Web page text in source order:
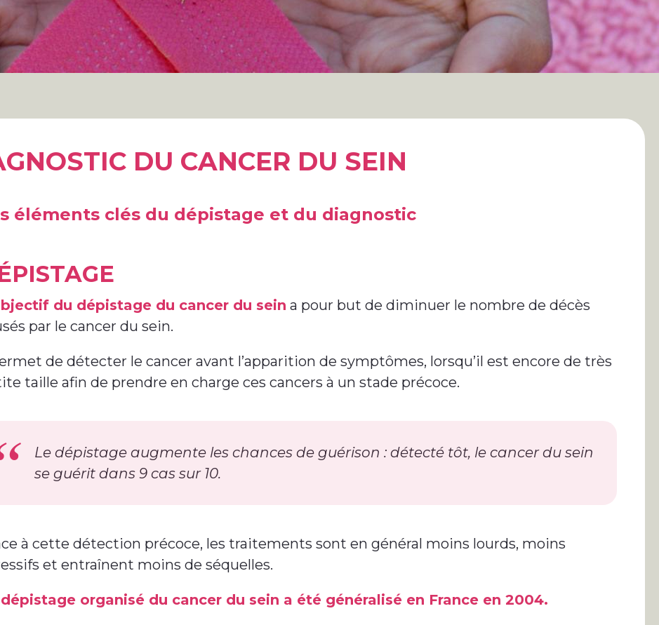
DU CANCER DU SEIN
éléments clés du dépistage et du diagnostic
du dépistage du cancer du sein a pour but de diminuer le nombre de décès
par le cancer du sein.
de détecter le cancer avant l’apparition de symptômes, lorsqu’il est encore de très
taille afin de prendre en charge ces cancers à un stade précoce.
Le dépistage augmente les chances de guérison : détecté tôt, le cancer du sein
se guérit dans 9 cas sur 10.
à cette détection précoce, les traitements sont en général moins lourds, moins
et entraînent moins de séquelles.
organisé du cancer du sein a été généralisé en France en 2004.